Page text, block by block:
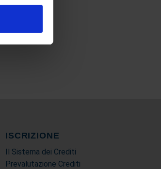
ISCRIZIONE
Il Sistema dei Crediti
Prevalutazione Crediti